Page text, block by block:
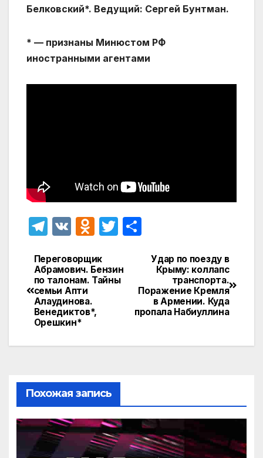
Белковский*‬. Ведущий: Сергей Бунтман.
* — признаны Минюстом РФ
иностранными агентами
T
e
gr
a
m
V
O
n
o
a
ni
ki
T
itt
er
п
р
а
в
Навигация
по
записям
Удар по поезду в
Крыму: коллапс
транспорта.
Поражение Кремля
в Армении. Куда
пропала Набиуллина
Переговорщик
Абрамович. Бензин
по талонам. Тайны
семьи Апти
Алаудинова.
Венедиктов*,
Орешкин*
Похожая запись